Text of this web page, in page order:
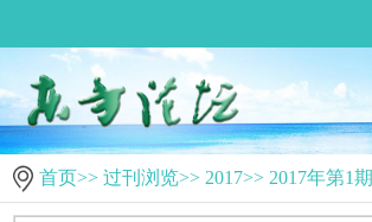
首页>> 过刊浏览>> 2017>> 2017年第1期